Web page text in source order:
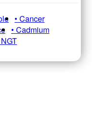
• Cancer
• Cadmium
NGT